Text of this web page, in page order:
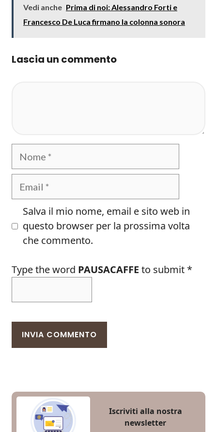
Vedi anche Prima di noi: Alessandro Forti e
Francesco De Luca firmano la colonna sonora
Lascia un commento
Nome
Email
Salva il mio nome, email e sito web in
questo browser per la prossima volta
che commento.
Type the word PAUSACAFFE to submit *
Iscriviti alla nostra
newsletter